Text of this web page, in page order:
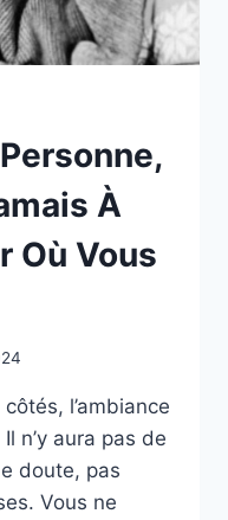
À
Où Vous
l’ambiance
n’y aura pas de
doute, pas
Vous ne